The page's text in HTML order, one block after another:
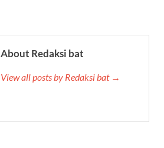
About Redaksi bat
View all posts by Redaksi bat →